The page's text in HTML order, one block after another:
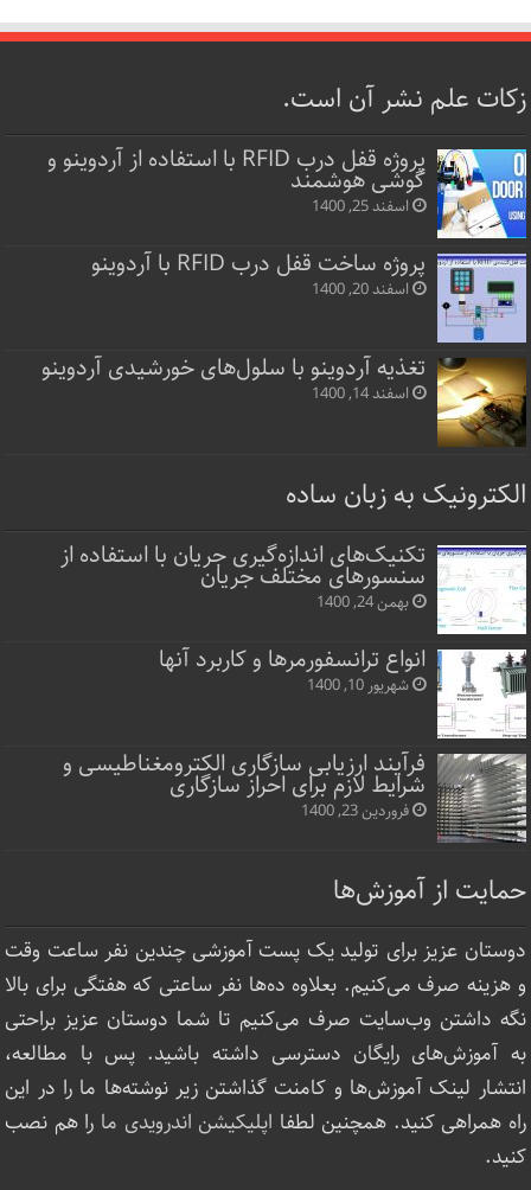
زکات علم نشر آن است.
پروژه قفل‌ درب RFID با استفاده از آردوینو و
گوشی هوشمند
اسفند 25, 1400
پروژه ساخت قفل‌ درب RFID با آردوینو
اسفند 20, 1400
تغذیه آردوینو با سلول‌های خورشیدی آردوینو
اسفند 14, 1400
الکترونیک به زبان ساده
تکنیک‌های اندازه‌گیری جریان با استفاده از
سنسورهای مختلف جریان
بهمن 24, 1400
انواع ترانسفورمرها و کاربرد آنها
شهریور 10, 1400
فرآیند ارزیابی سازگاری الکترومغناطیسی و
شرایط لازم برای احراز سازگاری
فروردین 23, 1400
حمایت از آموزش‌ها
دوستان عزیز برای تولید یک پست آموزشی چندین نفر ساعت‌ وقت
و هزینه صرف می‌کنیم. بعلاوه ده‌ها نفر ساعتی که هفتگی برای بالا
نگه داشتن وب‌سایت صرف ‌می‌کنیم تا شما دوستان عزیز براحتی
به آموزش‌های رایگان دسترسی داشته باشید. پس با مطالعه،
انتشار لینک‌ آموزش‌ها و کامنت گذاشتن زیر نوشته‌‌ها ما را در این
راه همراهی کنید. همچنین لطفا اپلیکیشن اندرویدی ما را هم نصب
کنید.